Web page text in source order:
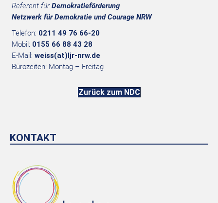
Referent fürDemokratieförderung
Netzwerk für Demokratie und Courage NRW
Telefon: 0211 49 76 66-20
Mobil: 0155 66 88 43 28
E-Mail: weiss(at)ljr-nrw.de
Bürozeiten: Montag – Freitag
Zurück zum NDC
KONTAKT